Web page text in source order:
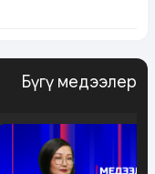
Бүгү медээлер